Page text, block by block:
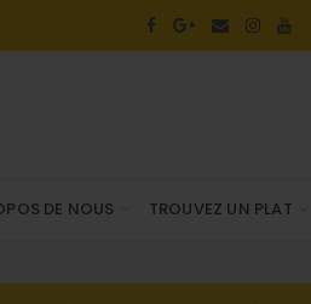
DE NOUS TROUVEZ UN PLAT